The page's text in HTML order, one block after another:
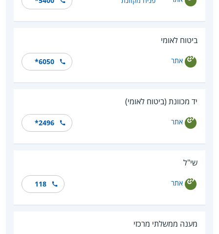
ביטוח לאומי
אתר *6050
יד מכוונת (ביטוח לאומי)
אתר *2496
שי"ל
אתר 118
מענה ממשלתי מרכזי